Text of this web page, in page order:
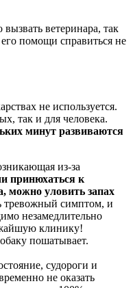
ветеринара, так
помощи справиться не
не используется.
так и для человека.
минут развиваются
из-за
принюхаться к
можно уловить запах
тревожный симптом, и
незамедлительно
клинику!
пошатывает.
судороги и
не оказать